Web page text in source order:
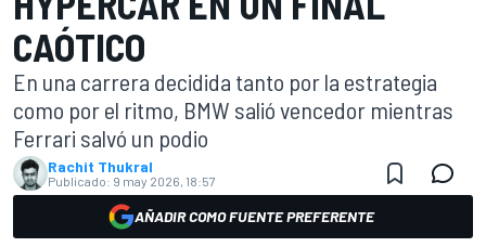
CAÓTICO
En una carrera decidida tanto por la estrategia
como por el ritmo, BMW salió vencedor mientras
Ferrari salvó un podio
Rachit Thukral
Publicado: 9 may 2026, 18:57
AÑADIR COMO FUENTE PREFERENTE